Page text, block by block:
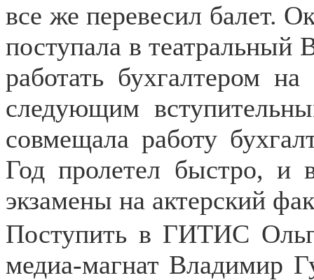
все же перевесил балет.
поступала в
работать бухгалтером
следующим
совмещала работу
Год пролетел быстро, и
экзамены на актерский
Поступить в ГИТИС
медиа-магнат Владимир